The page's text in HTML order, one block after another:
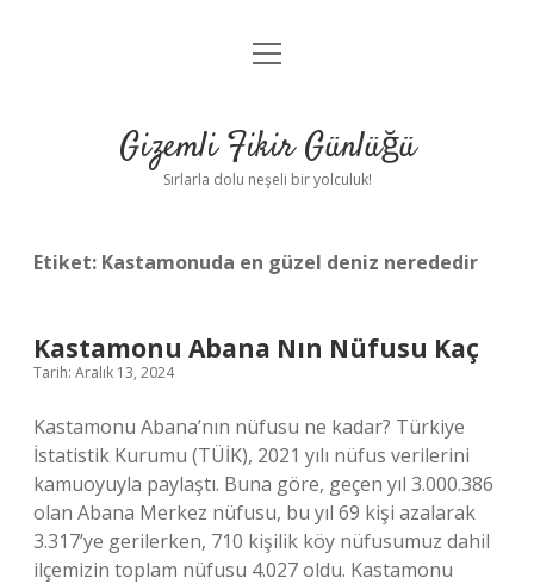
Anasayfa
Yasal Uyarı
menüyü
Gizemli Fikir Günlüğü
Sırlarla dolu neşeli bir yolculuk!
Etiket: Kastamonuda en güzel deniz nerededir
Kastamonu Abana Nın Nüfusu Kaç
Tarih: Aralık 13, 2024
Kastamonu Abana’nın nüfusu ne kadar? Türkiye
İstatistik Kurumu (TÜİK), 2021 yılı nüfus verilerini
kamuoyuyla paylaştı. Buna göre, geçen yıl 3.000.386
olan Abana Merkez nüfusu, bu yıl 69 kişi azalarak
3.317’ye gerilerken, 710 kişilik köy nüfusumuz dahil
ilçemizin toplam nüfusu 4.027 oldu. Kastamonu